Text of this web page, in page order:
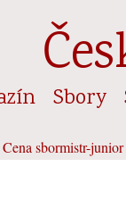
Sbory
Cena sbormistr-junior